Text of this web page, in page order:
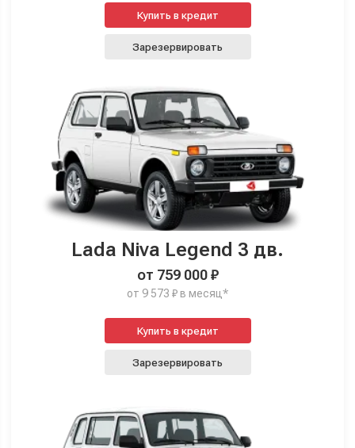
Купить в кредит
Зарезервировать
Lada Niva Legend 3 дв.
от 759 000 ₽
от 9 573 ₽ в месяц*
Купить в кредит
Зарезервировать